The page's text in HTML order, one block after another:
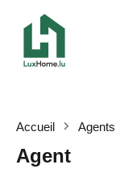
Accueil Agents
Agent